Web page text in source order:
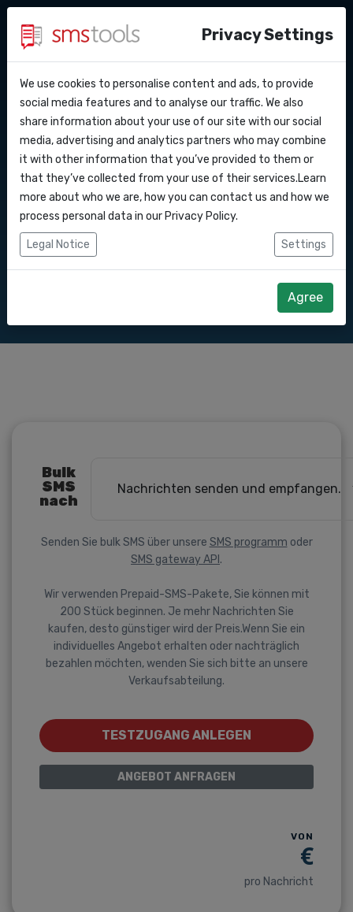
API Docs
Webhooks
Integrationen
Zapier
Warum smstools?
Blog
Service level agreement
Kontakt
Eine preisangabe anfragen
Bulk SMS versenden nach
Senden Sie Bulk SMS nach . SMS Marketing
.
Direkt loslegen
Angebot anfordern
Bulk
SMS
nach
Nachrichten senden und empfangen.
Senden Sie bulk SMS über unsere SMS programm oder
SMS gateway API .
Wir verwenden Prepaid-SMS-Pakete, Sie können mit
200 Stück beginnen. Je mehr Nachrichten Sie
kaufen, desto günstiger wird der Preis.Wenn Sie ein
individuelles Angebot erhalten oder nachträglich
bezahlen möchten, wenden Sie sich bitte an unsere
Verkaufsabteilung.
TESTZUGANG ANLEGEN
ANGEBOT ANFRAGEN
VON
€
pro Nachricht
Privacy Settings
We use cookies to personalise content and ads, to provide
social media features and to analyse our traffic. We also
share information about your use of our site with our social
media, advertising and analytics partners who may combine
it with other information that you’ve provided to them or
that they’ve collected from your use of their services.Learn
more about who we are, how you can contact us and how we
process personal data in our Privacy Policy.
Legal Notice Settings
Agree